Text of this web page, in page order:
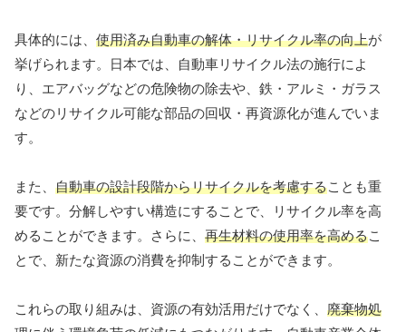
具体的には、 使用済み自動車の解体・リサイクル率の向上が
挙げられます。日本では、自動車リサイクル法の施行によ
り、エアバッグなどの危険物の除去や、鉄・アルミ・ガラス
などのリサイクル可能な部品の回収・再資源化が進んでいま
す。
また、 自動車の設計段階からリサイクルを考慮することも重
要です。分解しやすい構造にすることで、リサイクル率を高
めることができます。さらに、 再生材料の使用率を高めるこ
とで、新たな資源の消費を抑制することができます。
これらの取り組みは、資源の有効活用だけでなく、 廃棄物処